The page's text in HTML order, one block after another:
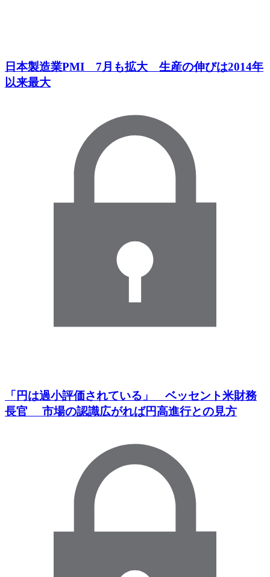
日本製造業PMI 7月も拡大 生産の伸びは2014年
以来最大
「円は過小評価されている」 ベッセント米財務
長官 市場の認識広がれば円高進行との見方